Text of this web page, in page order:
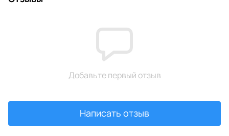
Добавьте первый отзыв
Написать отзыв